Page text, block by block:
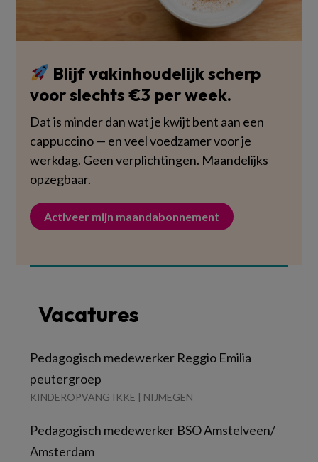
Blijf vakinhoudelijk scherp
voor slechts €3 per week.
Dat is minder dan wat je kwijt bent aan een
cappuccino — en veel voedzamer voor je
werkdag. Geen verplichtingen. Maandelijks
opzegbaar.
Activeer mijn maandabonnement
Vacatures
Pedagogisch medewerker Reggio Emilia
peutergroep
KINDEROPVANG IKKE | NIJMEGEN
Pedagogisch medewerker BSO Amstelveen/
Amsterdam